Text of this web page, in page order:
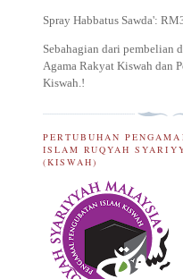
Spray Habbatus Sawda':
Sebahagian dari pembelian
Agama Rakyat Kiswah dan
Kiswah.!
PERTUBUHAN
ISLAM RUQYAH
(KISWAH)